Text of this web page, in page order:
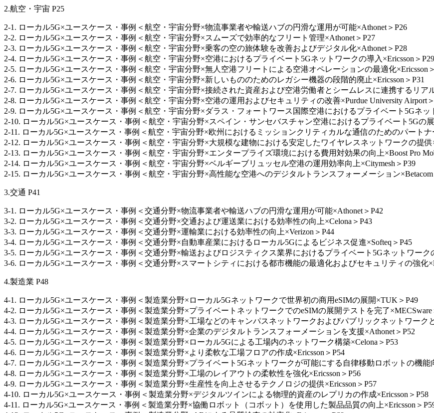
2.航空・宇宙 P25
2-1. ローカル5G×ユースケース・事例＜航空・宇宙分野×物流事業者や輸送ハブの円滑な運用が可能×Athonet＞P26
2-2. ローカル5G×ユースケース・事例＜航空・宇宙分野×スムーズで効率的なフリート管理×Athonet＞P27
2-3. ローカル5G×ユースケース・事例＜航空・宇宙分野×乗客の空の旅体験を改善およびデジタル化×Athonet＞P28
2-4. ローカル5G×ユースケース・事例＜航空・宇宙分野×空港におけるプライベート5Gネットワークの導入×Ericsson＞P29
2-5. ローカル5G×ユースケース・事例＜航空・宇宙分野×無人空港フリートによる空港オペレーションの最適化×Ericsson
2-6. ローカル5G×ユースケース・事例＜航空・宇宙分野×新しいもののためのレガシー機器の段階的廃止×Ericsson＞P31
2-7. ローカル5G×ユースケース・事例＜航空・宇宙分野×接続された資産および空港労働者とシームレスに連携するリア
2-8. ローカル5G×ユースケース・事例＜航空・宇宙分野×空港の運用およびセキュリティの改善×Purdue University Airport
2-9. ローカル5G×ユースケース・事例＜航空・宇宙分野×ダラス・フォートワース国際空港におけるプライベート5Gネッ
2-10. ローカル5G×ユースケース・事例＜航空・宇宙分野×スペイン・サンセバスチャン空港におけるプライベート5Gの展
2-11. ローカル5G×ユースケース・事例＜航空・宇宙分野×欧州におけるミッションクリティカルな通信のためのパート
2-12. ローカル5G×ユースケース・事例＜航空・宇宙分野×大規模な建物における安定したワイヤレスネットワークの提供
2-13. ローカル5G×ユースケース・事例＜航空・宇宙分野×エンタープライズ環境における費用対効果の向上×Boost Pro
2-14. ローカル5G×ユースケース・事例＜航空・宇宙分野×ベルギーブリュッセル空港の運用効率向上×Citymesh＞P39
2-15. ローカル5G×ユースケース・事例＜航空・宇宙分野×高性能な空港へのデジタルトランスフォーメーション×Betacom
3.交通 P41
3-1. ローカル5G×ユースケース・事例＜交通分野×物流事業者や輸送ハブの円滑な運用が可能×Athonet＞P42
3-2. ローカル5G×ユースケース・事例＜交通分野×交通および運送業における効率性の向上×Celona＞P43
3-3. ローカル5G×ユースケース・事例＜交通分野×運輸業における効率性の向上×Verizon＞P44
3-4. ローカル5G×ユースケース・事例＜交通分野×自動車産業におけるローカル5Gによるビジネス促進×Softeq＞P45
3-5. ローカル5G×ユースケース・事例＜交通分野×輸送およびロジスティクス業界におけるプライベート5Gネットワーク
3-6. ローカル5G×ユースケース・事例＜交通分野×スマートシティにおける都市機能の最適化およびセキュリティの強化
4.製造業 P48
4-1. ローカル5G×ユースケース・事例＜製造業分野×ローカル5Gネットワークで世界初の商用eSIMの展開×TUK＞P49
4-2. ローカル5G×ユースケース・事例＜製造業分野×プライベートネットワークでのeSIMの展開テストを完了×MECSware
4-3. ローカル5G×ユースケース・事例＜製造業分野×工場などのキャンパスネットワークおよびパブリックネットワーク
4-4. ローカル5G×ユースケース・事例＜製造業分野×企業のデジタルトランスフォーメーションを支援×Athonet＞P52
4-5. ローカル5G×ユースケース・事例＜製造業分野×ローカル5Gによる工場内のネットワーク構築×Celona＞P53
4-6. ローカル5G×ユースケース・事例＜製造業分野×より柔軟な工場フロアの作成×Ericsson＞P54
4-7. ローカル5G×ユースケース・事例＜製造業分野×プライベート5Gネットワークが可能にする自律移動ロボットの機能
4-8. ローカル5G×ユースケース・事例＜製造業分野×工場のレイアウトの柔軟性を強化×Ericsson＞P56
4-9. ローカル5G×ユースケース・事例＜製造業分野×生産性を向上させるテクノロジの提供×Ericsson＞P57
4-10. ローカル5G×ユースケース・事例＜製造業分野×デジタルツインによる物理的資産のレプリカの作成×Ericsson＞P58
4-11. ローカル5G×ユースケース・事例＜製造業分野×協働ロボット（コボット）を使用した製品品質の向上×Ericsson＞